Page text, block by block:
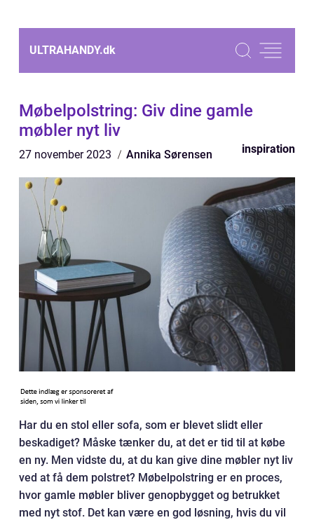
ULTRAHANDY.dk
Møbelpolstring: Giv dine gamle
møbler nyt liv
27 november 2023 Annika Sørensen inspiration
Har du en stol eller sofa, som er blevet slidt eller
beskadiget? Måske tænker du, at det er tid til at købe
en ny. Men vidste du, at du kan give dine møbler nyt liv
ved at få dem polstret? Møbelpolstring er en proces,
hvor gamle møbler bliver genopbygget og betrukket
med nyt stof. Det kan være en god løsning, hvis du vil